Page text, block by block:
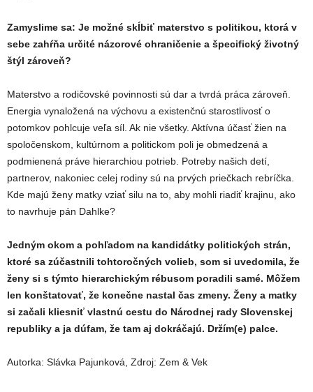
Zamyslime sa: Je možné skĺbiť materstvo s politikou, ktorá v
sebe zahŕňa určité názorové ohraničenie a špecifický životný
štýl zároveň?
Materstvo a rodičovské povinnosti sú dar a tvrdá práca zároveň.
Energia vynaložená na výchovu a existenčnú starostlivosť o
potomkov pohlcuje veľa síl. Ak nie všetky. Aktívna účasť žien na
spoločenskom, kultúrnom a politickom poli je obmedzená a
podmienená práve hierarchiou potrieb. Potreby našich detí,
partnerov, nakoniec celej rodiny sú na prvých priečkach rebríčka.
Kde majú ženy matky vziať silu na to, aby mohli riadiť krajinu, ako
to navrhuje pán Dahlke?
Jedným okom a pohľadom na kandidátky politických strán,
ktoré sa zúčastnili tohtoročných volieb, som si uvedomila, že
ženy si s týmto hierarchickým rébusom poradili samé. Môžem
len konštatovať, že konečne nastal čas zmeny. Ženy a matky
si začali kliesniť vlastnú cestu do Národnej rady Slovenskej
republiky a ja dúfam, že tam aj dokráčajú. Držím(e) palce.
Autorka: Slávka Pajunková, Zdroj: Zem & Vek